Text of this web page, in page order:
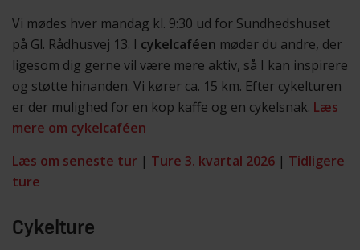
Vi mødes hver mandag kl. 9:30 ud for Sundhedshuset
på Gl. Rådhusvej 13. I cykelcaféen møder du andre, der
ligesom dig gerne vil være mere aktiv, så I kan inspirere
og støtte hinanden. Vi kører ca. 15 km. Efter cykelturen
er der mulighed for en kop kaffe og en cykelsnak. Læs
mere om cykelcaféen
Læs om seneste tur | Ture 3. kvartal 2026 | Tidligere
ture
Cykelture